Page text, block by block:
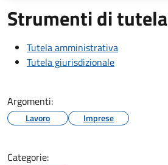
Strumenti di tutela
Tutela amministrativa
Tutela giurisdizionale
Argomenti:
Lavoro Imprese
Categorie: